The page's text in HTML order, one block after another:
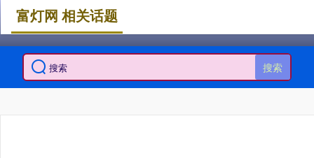
搜索
富灯网 相关话题